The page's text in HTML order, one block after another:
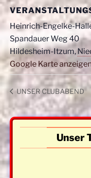
Heinrich-Engelke-
Spandauer Weg 40
Hildesheim-Itzum,
Google Karte
UNSER CLUBABEND
Unser